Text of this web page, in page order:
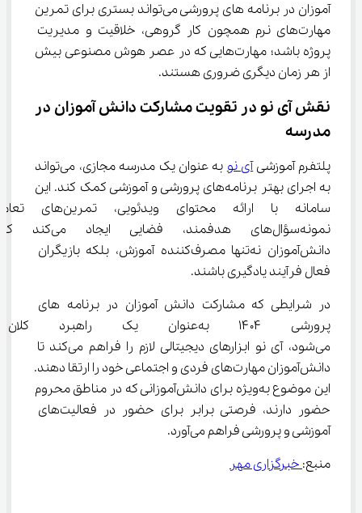
‌آموزان در برنامه ‌های پرورشی می‌تواند بستری برای تمرین
مهارت‌های نرم همچون کار گروهی، خلاقیت و مدیریت
پروژه باشد؛ مهارت‌هایی که در عصر هوش مصنوعی بیش
از هر زمان دیگری ضروری هستند.
نقش آی ‌نو در تقویت مشارکت دانش‌ آموزان در
مدرسه
پلتفرم آموزشی آی نو
به عنوان یک مدرسه مجازی، می‌تواند
به اجرای بهتر برنامه‌های پرورشی و آموزشی کمک کند. این
سامانه با ارائه محتوای
نمونه‌سؤال‌های هدفمند، فضایی ایجاد
دانش‌آموزان نه‌تنها مصرف‌کننده آموزش، بلکه بازیگران
فعال فرآیند یادگیری باشند.
در شرایطی که مشارکت دانش ‌آموزان در برنامه‌ های
پرورشی ۱۴۰۴ به‌عنوان یک
می‌شود، آی ‌نو ابزارهای دیجیتالی لازم را فراهم می‌کند تا
دانش‌آموزان مهارت‌های فردی و اجتماعی خود را ارتقا دهند.
این موضوع به‌ویژه برای دانش‌آموزانی که در مناطق محروم
حضور دارند، فرصتی برابر برای حضور در فعالیت‌های
آموزشی و پرورشی فراهم می‌آورد.
منبع: خبرگزاری مهر